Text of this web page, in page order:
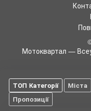
Мотоквартал —
ТОП Категорії Міста
Пропозиції